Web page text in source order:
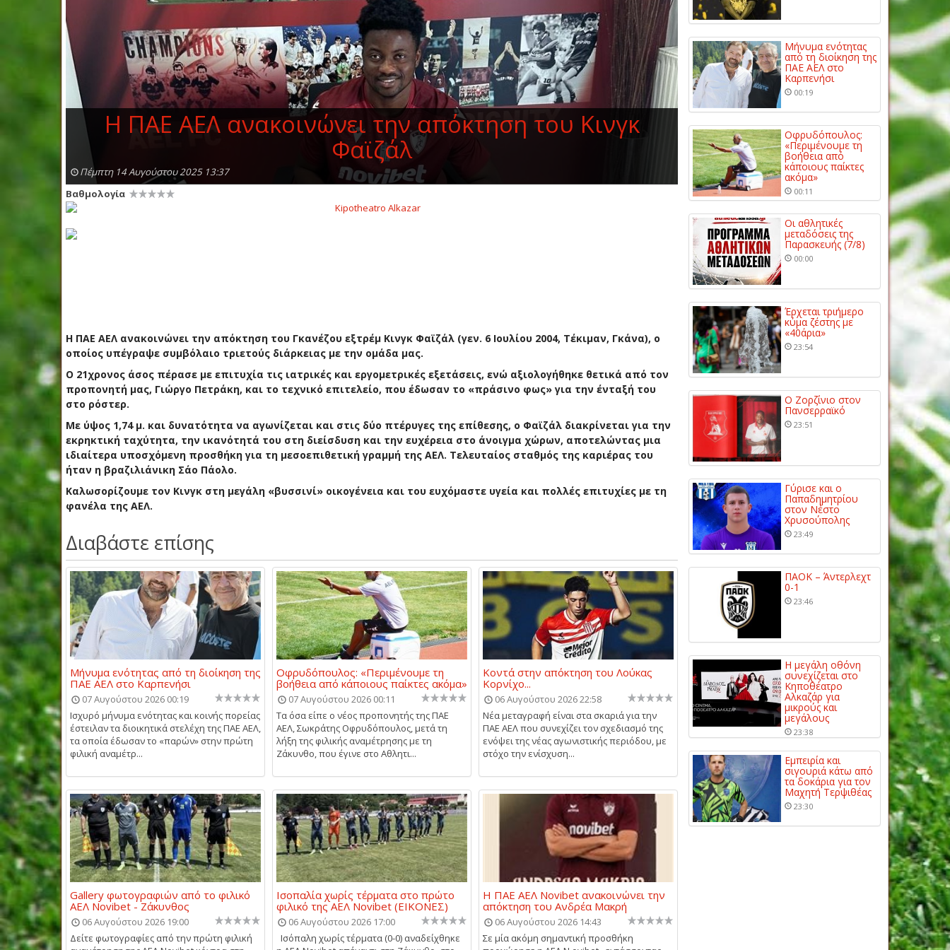
Η ΠΑΕ ΑΕΛ ανακοινώνει την απόκτηση του Κινγκ
Φαϊζάλ
Πέμπτη 14 Αυγούστου 2025 13:37
Βαθμολογία
Η ΠΑΕ ΑΕΛ ανακοινώνει την απόκτηση του Γκανέζου εξτρέμ Κινγκ Φαϊζάλ (γεν. 6 Ιουλίου 2004, Τέκιμαν, Γκάνα), ο
οποίος υπέγραψε συμβόλαιο τριετούς διάρκειας με την ομάδα μας.
Ο 21χρονος άσος πέρασε με επιτυχία τις ιατρικές και εργομετρικές εξετάσεις, ενώ αξιολογήθηκε θετικά από τον
προπονητή μας, Γιώργο Πετράκη, και το τεχνικό επιτελείο, που έδωσαν το «πράσινο φως» για την ένταξή του
στο ρόστερ.
Με ύψος 1,74 μ. και δυνατότητα να αγωνίζεται και στις δύο πτέρυγες της επίθεσης, ο Φαϊζάλ διακρίνεται για την
εκρηκτική ταχύτητα, την ικανότητά του στη διείσδυση και την ευχέρεια στο άνοιγμα χώρων, αποτελώντας μια
ιδιαίτερα υποσχόμενη προσθήκη για τη μεσοεπιθετική γραμμή της ΑΕΛ. Τελευταίος σταθμός της καριέρας του
ήταν η βραζιλιάνικη Σάο Πάολο.
Καλωσορίζουμε τον Κινγκ στη μεγάλη «βυσσινί» οικογένεια και του ευχόμαστε υγεία και πολλές επιτυχίες με τη
φανέλα της ΑΕΛ.
Διαβάστε επίσης
Μήνυμα ενότητας από τη διοίκηση της
ΠΑΕ ΑΕΛ στο Καρπενήσι
07 Αυγούστου 2026 00:19
Ισχυρό μήνυμα ενότητας και κοινής πορείας
έστειλαν τα διοικητικά στελέχη της ΠΑΕ ΑΕΛ,
τα οποία έδωσαν το «παρών» στην πρώτη
φιλική αναμέτρ...
Οφρυδόπουλος: «Περιμένουμε τη
βοήθεια από κάποιους παίκτες ακόμα»
07 Αυγούστου 2026 00:11
Τα όσα είπε ο νέος προπονητής της ΠΑΕ
ΑΕΛ, Σωκράτης Οφρυδόπουλος, μετά τη
λήξη της φιλικής αναμέτρησης με τη
Ζάκυνθο, που έγινε στο Αθλητι...
Κοντά στην απόκτηση του Λούκας
Κορνίχο...
06 Αυγούστου 2026 22:58
Νέα μεταγραφή είναι στα σκαριά για την
ΠΑΕ ΑΕΛ που συνεχίζει τον σχεδιασμό της
ενόψει της νέας αγωνιστικής περιόδου, με
στόχο την ενίσχυση...
Gallery φωτογραφιών από το φιλικό
ΑΕΛ Novibet - Ζάκυνθος
06 Αυγούστου 2026 19:00
Δείτε φωτογραφίες από την πρώτη φιλική
Ισοπαλία χωρίς τέρματα στο πρώτο
φιλικό της ΑΕΛ Novibet (ΕΙΚΟΝΕΣ)
06 Αυγούστου 2026 17:00
Ισόπαλη χωρίς τέρματα (0-0) αναδείχθηκε
Η ΠΑΕ ΑΕΛ Novibet ανακοινώνει την
απόκτηση του Ανδρέα Μακρή
06 Αυγούστου 2026 14:43
Σε μία ακόμη σημαντική προσθήκη
Μήνυμα ενότητας
από τη διοίκηση της
ΠΑΕ ΑΕΛ στο
Καρπενήσι
00:19
Οφρυδόπουλος:
«Περιμένουμε τη
βοήθεια από
κάποιους παίκτες
ακόμα»
00:11
Οι αθλητικές
μεταδόσεις της
Παρασκευής (7/8)
00:00
Έρχεται τριήμερο
κύμα ζέστης με
«40άρια»
23:54
Ο Ζορζίνιο στον
Πανσερραϊκό
23:51
Γύρισε και ο
Παπαδημητρίου
στον Νέστο
Χρυσούπολης
23:49
ΠΑΟΚ – Άντερλεχτ
0-1
23:46
Η μεγάλη οθόνη
συνεχίζεται στο
Κηποθέατρο
Αλκαζάρ για
μικρούς και
μεγάλους
23:38
Εμπειρία και
σιγουριά κάτω από
τα δοκάρια για τον
Μαχητή Τερψιθέας
23:30